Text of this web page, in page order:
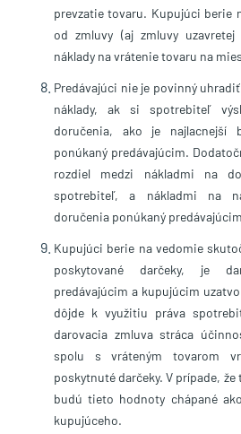
prevzatie tovaru. Kupujúci berie
od zmluvy (aj zmluvy
náklady na vrátenie tovaru na
Predávajúci nie je povinný
náklady, ak si spotrebiteľ
doručenia, ako je najlacnejší
ponúkaný predávajúcim.
rozdiel medzi nákladmi na
spotrebiteľ, a nákladmi na
doručenia ponúkaný
Kupujúci berie na vedomie
poskytované darčeky, je
predávajúcim a kupujúcim
dôjde k využitiu práva
darovacia zmluva stráca
spolu s vráteným tovarom
poskytnuté darčeky. V prípade,
budú tieto hodnoty chápané
kupujúceho.